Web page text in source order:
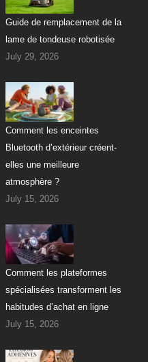
Guide de remplacement de la
lame de tondeuse robotisée
July 29, 2026
Comment les enceintes
Bluetooth d’extérieur créent-
elles une meilleure
atmosphère ?
July 15, 2026
Comment les plateformes
spécialisées transforment les
habitudes d’achat en ligne
July 15, 2026